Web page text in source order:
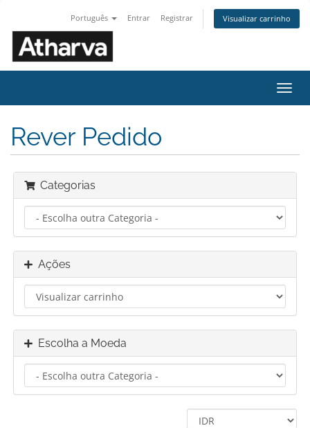
Português Entrar Registrar Visualizar carrinho
Rever Pedido
Categorias
Ações
Escolha a Moeda